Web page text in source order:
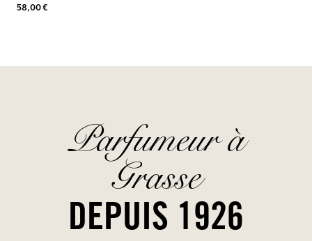
58,00 €
Parfumeur à
Grasse
DEPUIS 1926